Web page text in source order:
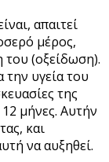
απαιτεί
μέρος,
του (οξείδωση).
την υγεία του
της
μήνες. Αυτήν
και
να αυξηθεί.